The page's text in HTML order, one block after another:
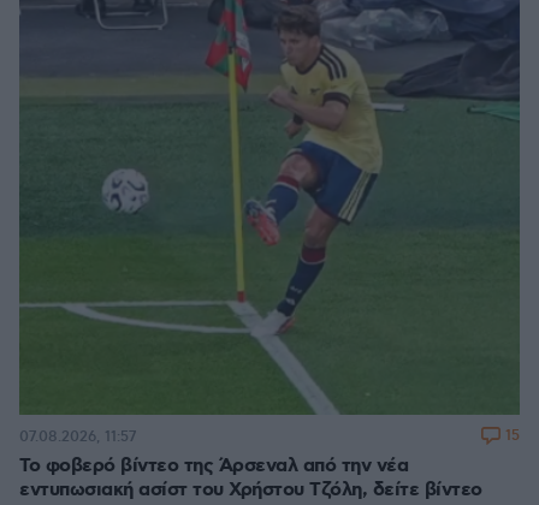
Το φοβερό βίντεο της Άρσεναλ από την νέα
εντυπωσιακή ασίστ του Χρήστου Τζόλη, δείτε βίντεο
07.08.2026, 11:57 15